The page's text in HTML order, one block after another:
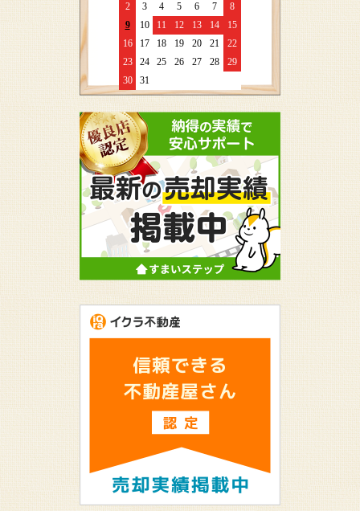
2
3 4 5 6 7
8
9
10 11 12 13 14
15
16
17 18 19 20 21
22
23
24 25 26 27 28
29
30
31